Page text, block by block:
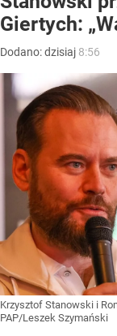
Giertych:
Dodano:dzisiaj 8:56
Krzysztof Stanowski i
PAP/Leszek Szymański